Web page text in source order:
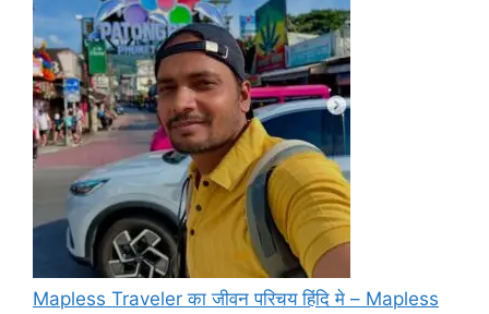
Mapless Traveler का जीवन परिचय हिंदि मे – Mapless